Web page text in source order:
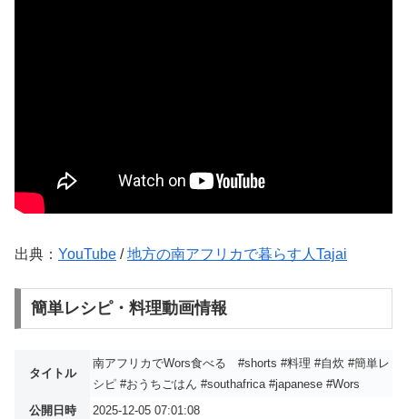
出典： YouTube /地方の南アフリカで暮らす人Tajai
簡単レシピ・料理動画情報
タイトル
南アフリカでWors食べる #shorts #料理 #自炊 #簡単レ
シピ #おうちごはん #southafrica #japanese #Wors
公開日時
2025-12-05 07:01:08